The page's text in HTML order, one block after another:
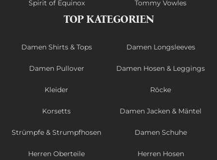
Spirit of Equinox Tommy Vowles
TOP KATEGORIEN
Damen Shirts & Tops Damen Longsleeves
Damen Pullover Damen Hosen & Leggings
Kleider Röcke
Korsetts Damen Jacken & Mäntel
Strümpfe & Strumpfhosen Damen Schuhe
Herren Oberteile Herren Hosen